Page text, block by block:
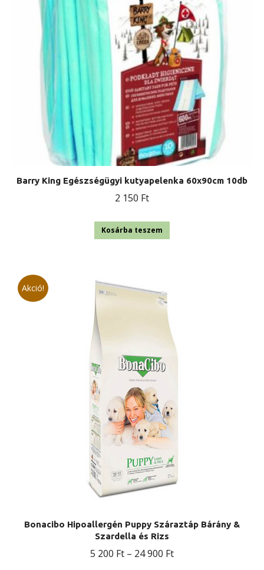
Barry King Egészségügyi kutyapelenka 60x90cm 10db
2 150 Ft
Kosárba teszem
Akció!
Bonacibo Hipoallergén Puppy Száraztáp Bárány &
Szardella és Rizs
5 200 Ft – 24 900 FtÁrtartomány: